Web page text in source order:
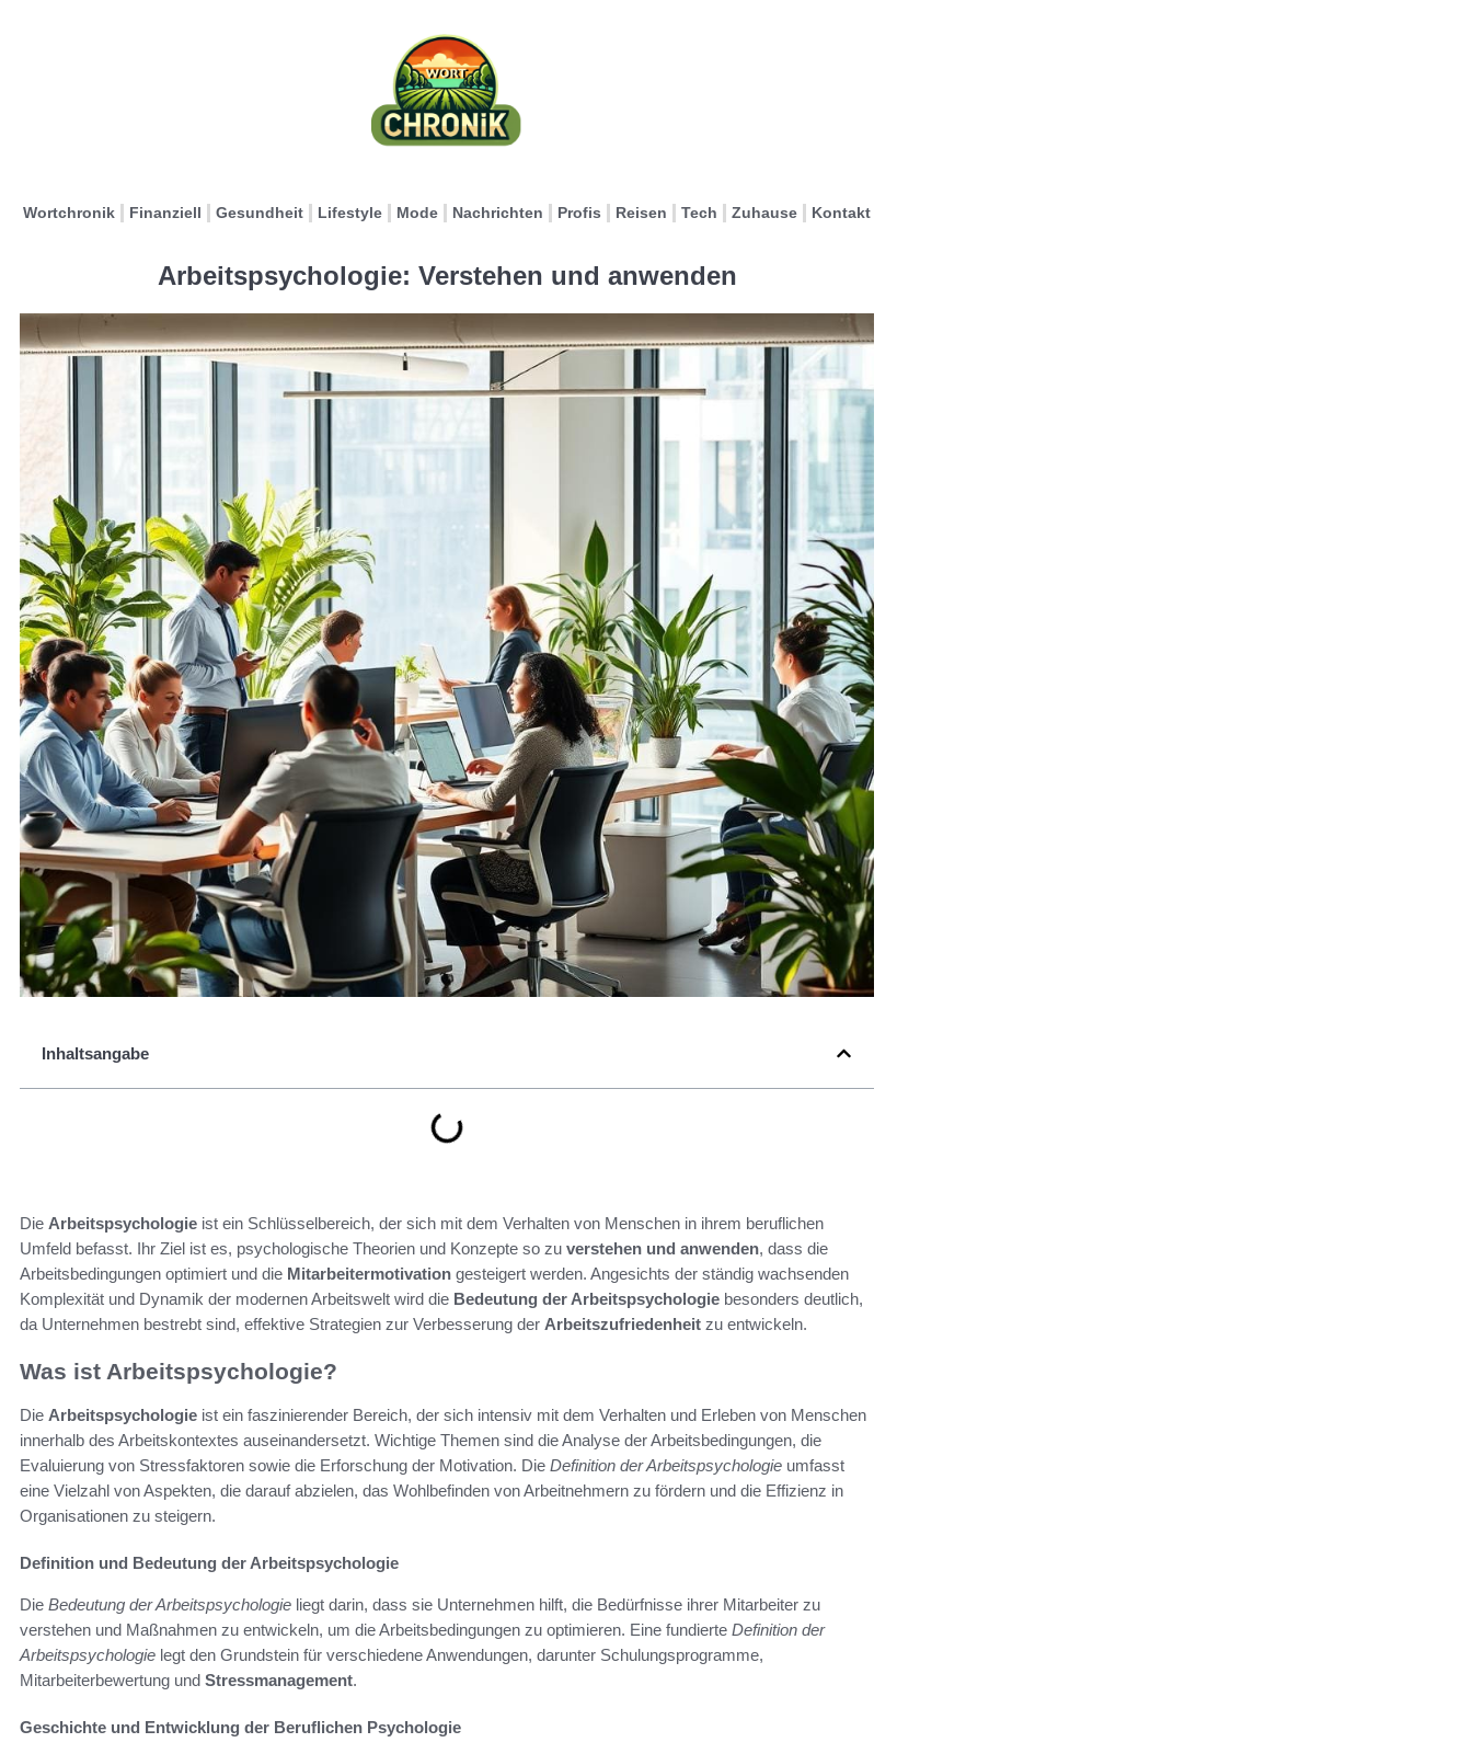
Wortchronik Finanziell Gesundheit Lifestyle Mode Nachrichten Profis Reisen Tech Zuhause Kontakt
Arbeitspsychologie: Verstehen und anwenden
Inhaltsangabe
Die Arbeitspsychologie ist ein Schlüsselbereich, der sich mit dem Verhalten von Menschen in ihrem beruflichen
Umfeld befasst. Ihr Ziel ist es, psychologische Theorien und Konzepte so zu verstehen und anwenden, dass die
Arbeitsbedingungen optimiert und die Mitarbeitermotivation gesteigert werden. Angesichts der ständig wachsenden
Komplexität und Dynamik der modernen Arbeitswelt wird die Bedeutung der Arbeitspsychologie besonders deutlich,
da Unternehmen bestrebt sind, effektive Strategien zur Verbesserung der Arbeitszufriedenheit zu entwickeln.
Was ist Arbeitspsychologie?
Die Arbeitspsychologie ist ein faszinierender Bereich, der sich intensiv mit dem Verhalten und Erleben von Menschen
innerhalb des Arbeitskontextes auseinandersetzt. Wichtige Themen sind die Analyse der Arbeitsbedingungen, die
Evaluierung von Stressfaktoren sowie die Erforschung der Motivation. Die Definition der Arbeitspsychologie umfasst
eine Vielzahl von Aspekten, die darauf abzielen, das Wohlbefinden von Arbeitnehmern zu fördern und die Effizienz in
Organisationen zu steigern.
Definition und Bedeutung der Arbeitspsychologie
Die Bedeutung der Arbeitspsychologie liegt darin, dass sie Unternehmen hilft, die Bedürfnisse ihrer Mitarbeiter zu
verstehen und Maßnahmen zu entwickeln, um die Arbeitsbedingungen zu optimieren. Eine fundierte Definition der
Arbeitspsychologie legt den Grundstein für verschiedene Anwendungen, darunter Schulungsprogramme,
Mitarbeiterbewertung und Stressmanagement.
Geschichte und Entwicklung der Beruflichen Psychologie